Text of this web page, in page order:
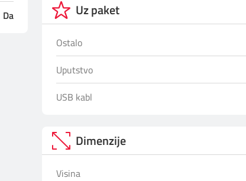
Da Uz paket
Ostalo
Uputstvo
USB kabl
Dimenzije
Visina